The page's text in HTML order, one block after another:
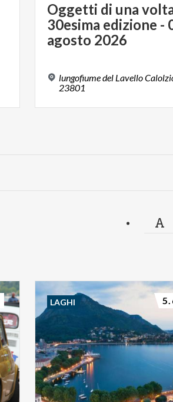
Oggetti di una
30esima edizione -
agosto 2026
lungofiume del Lavello
23801
LAGHI